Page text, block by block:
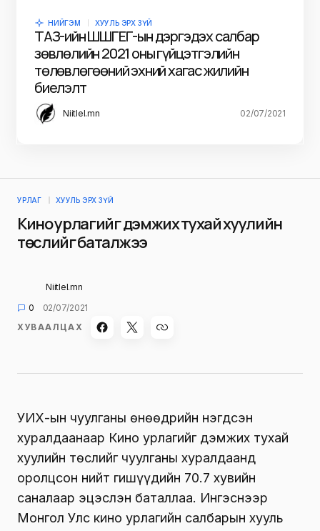
НИЙГЭМ ХУУЛЬ ЭРХ ЗҮЙ
ТАЗ-ийн ШШГЕГ-ын дэргэдэх салбар
зөвлөлийн 2021 оны гүйцэтгэлийн
төлөвлөгөөний эхний хагас жилийн
биелэлт
Niitlel.mn 02/07/2021
УРЛАГ ХУУЛЬ ЭРХ ЗҮЙ
Кино урлагийг дэмжих тухай хуулийн
төслийг баталжээ
Niitlel.mn
0
02/07/2021
ХУВААЛЦАХ
УИХ-ын чуулганы өнөөдрийн нэгдсэн
хуралдаанаар Кино урлагийг дэмжих тухай
хуулийн төслийг чуулганы хуралдаанд
оролцсон нийт гишүүдийн 70.7 хувийн
саналаар эцэслэн баталлаа. Ингэснээр
Монгол Улс кино урлагийн салбарын хууль